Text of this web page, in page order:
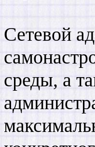
Сетевой
среды, а